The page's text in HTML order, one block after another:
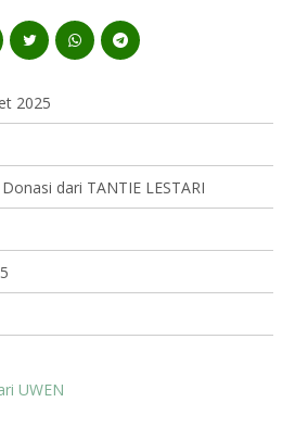
2025
dari TANTIE LESTARI
UWEN